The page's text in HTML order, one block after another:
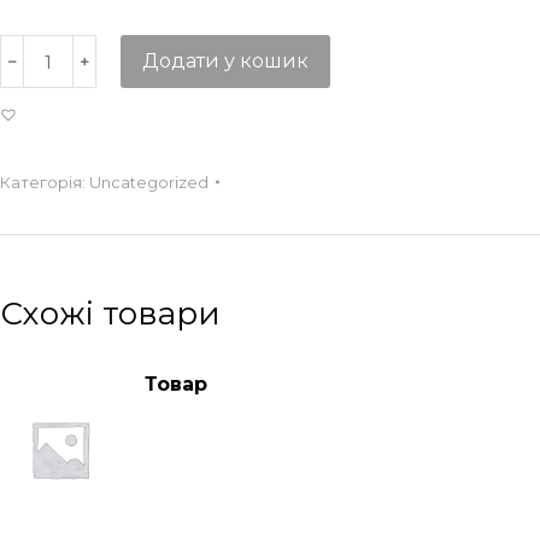
Додати у кошик
Категорія: Uncategorized
Схожі товари
Товар